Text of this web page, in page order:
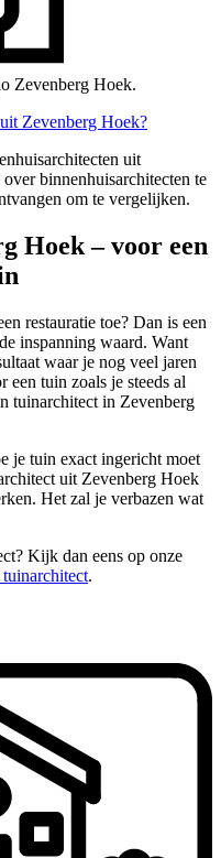
Zevenberg Hoek.
Zevenberg Hoek?
uit
binnenhuisarchitecten te
om te vergelijken.
Hoek – voor een
restauratie toe? Dan is een
inspanning waard. Want
waar je nog veel jaren
een tuin zoals je steeds al
tuinarchitect in Zevenberg
je tuin exact ingericht moet
uit Zevenberg Hoek
Het zal je verbazen wat
Kijk dan eens op onze
tuinarchitect.